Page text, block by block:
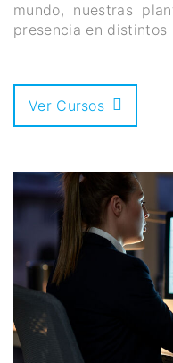
mundo, nuestras
presencia en distintos
Ver Cursos